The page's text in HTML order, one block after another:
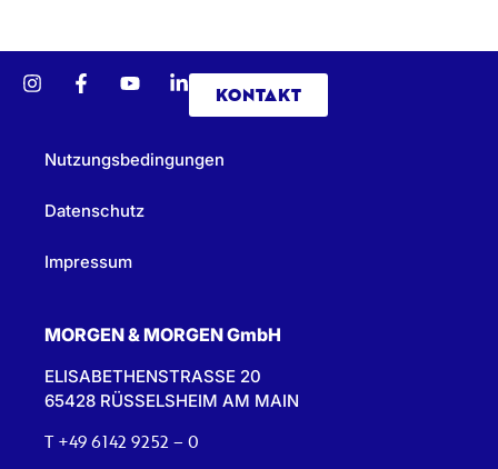
KONTAKT
Nutzungsbedingungen
Datenschutz
Impressum
MORGEN & MORGEN GmbH
ELISABETHENSTRASSE 20
65428 RÜSSELSHEIM AM MAIN
T +49 6142 9252 – 0